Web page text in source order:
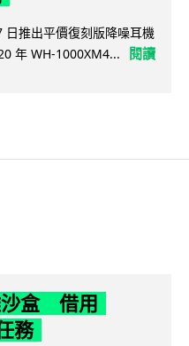
推出平價復刻版降噪耳機
年 WH-1000XM4...
閱讀
沙盒 借用
務